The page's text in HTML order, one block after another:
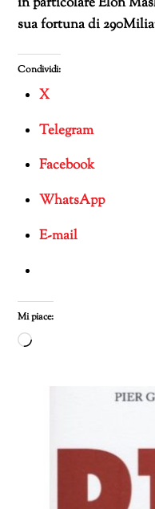
sua fortuna di
Condividi:
X
Telegram
Facebook
WhatsApp
E-mail
Mi piace:
Caricamento